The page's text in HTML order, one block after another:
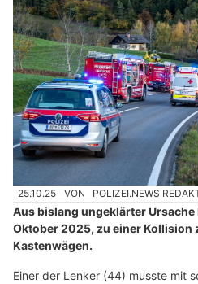
25.10.25 VON POLIZEI.NEWS
Aus bislang ungeklärter Ursache
Oktober 2025, zu einer Kollision
Kastenwägen.
Einer der Lenker (44) musste mit